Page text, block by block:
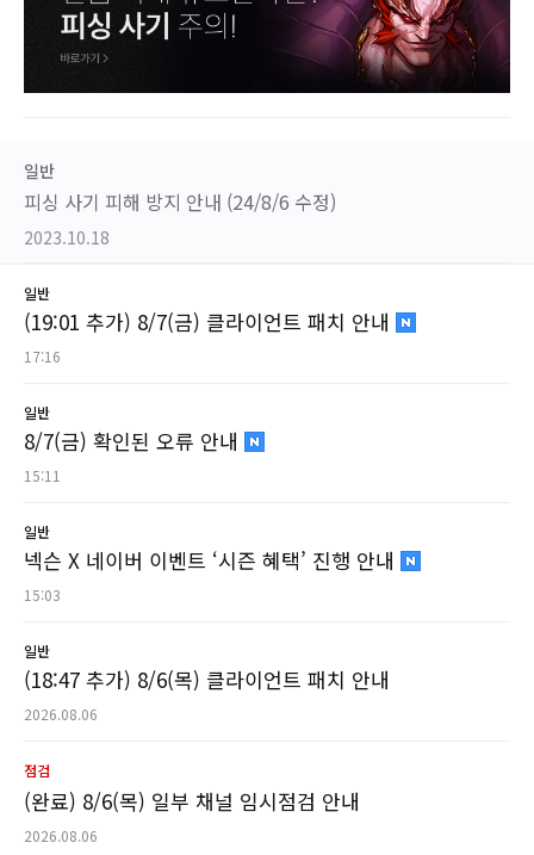
일반
피싱 사기 피해 방지 안내 (24/8/6 수정)
2023.10.18
일반
(19:01 추가) 8/7(금) 클라이언트 패치 안내
17:16
일반
8/7(금) 확인된 오류 안내
15:11
일반
넥슨 X 네이버 이벤트 ‘시즌 혜택’ 진행 안내
15:03
일반
(18:47 추가) 8/6(목) 클라이언트 패치 안내
2026.08.06
점검
(완료) 8/6(목) 일부 채널 임시점검 안내
2026.08.06